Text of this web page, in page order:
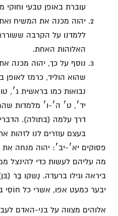
עוברת באופן טבעי וחוקי
יהוה מכנה את המשיח
ללמדנו על הקרבה
האלוהות האחת.
נוסף על כך, יהוה מכנה
שהוא הוליד, כרמז לאופן
נבואות כמו בראשית ג׳,
יד׳, ט׳ ה׳-ו׳ מלמדות
דרך עלמה (בתולה).
בעצם עוזרים לנו לזהות
פסוקים יא׳-יב׳: יהוה מנחה
מה עליהם לעשות כדי להינצל
ביראה וגילו ברעדה. נַשקו בַּר
יבער כמעט אפו, אשרי כל חוֹסֵי
אלוהים מצווה על בני-האדם